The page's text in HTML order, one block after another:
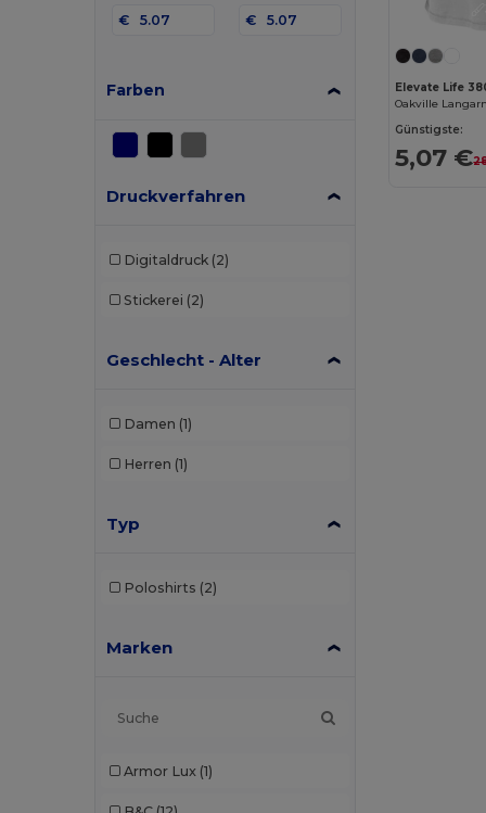
€
€
Farben
Druckverfahren
Digitaldruck (2)
Stickerei (2)
Geschlecht - Alter
Damen (1)
Herren (1)
Typ
Poloshirts (2)
Marken
Armor Lux (1)
Elevate Life
Oakville
Günstigste:
5,07 €